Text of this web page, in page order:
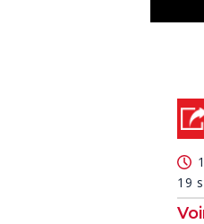
seconds
19